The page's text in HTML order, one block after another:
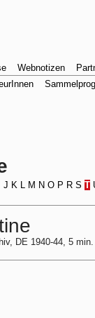
Webnotizen
J K L M N O P R S T
DE 1940-44, 5 min.